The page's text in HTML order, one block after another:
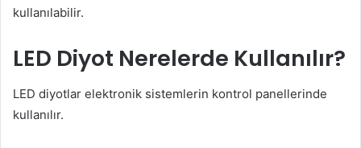
kullanılabilir.
LED Diyot Nerelerde Kullanılır?
LED diyotlar elektronik sistemlerin kontrol panellerinde
kullanılır.